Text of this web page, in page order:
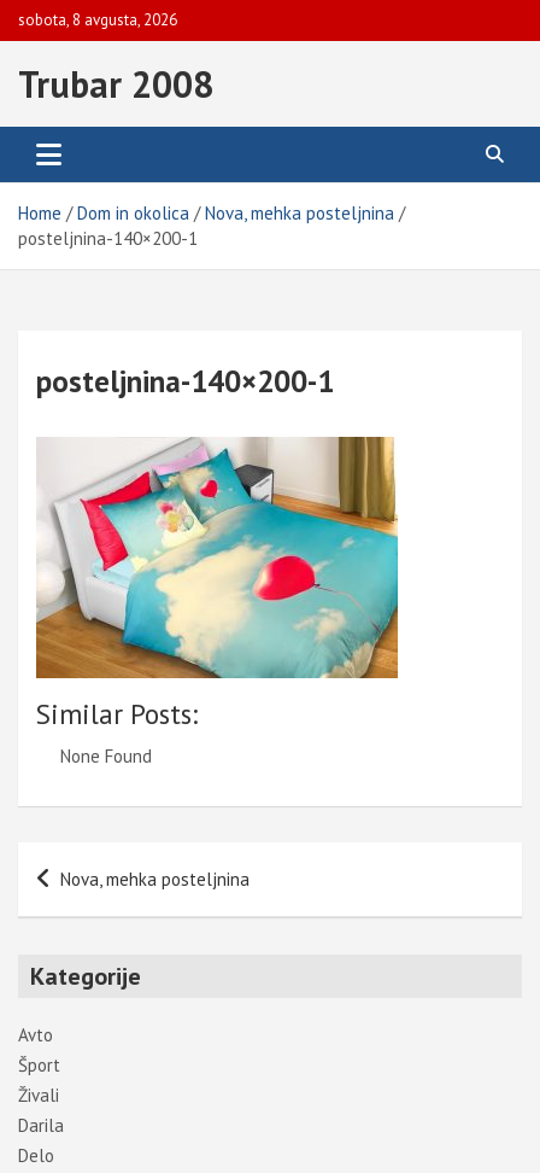
Skip
to
sobota, 8 avgusta, 2026
Trubar 2008
Home Dom in okolica
Nova, mehka posteljnina
posteljnina-140×200-1
posteljnina-140×200-1
Similar Posts:
None Found
Navigacija
prispevka
Nova, mehka posteljnina
Kategorije
Avto
Šport
Živali
Darila
Delo